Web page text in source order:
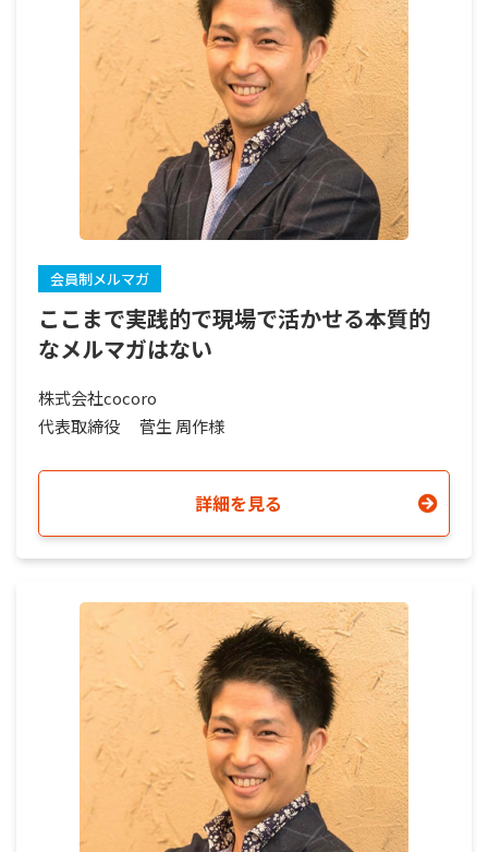
会員制メルマガ
ここまで実践的で現場で活かせる本質的
なメルマガはない
株式会社cocoro
代表取締役
菅生 周作様
詳細を見る